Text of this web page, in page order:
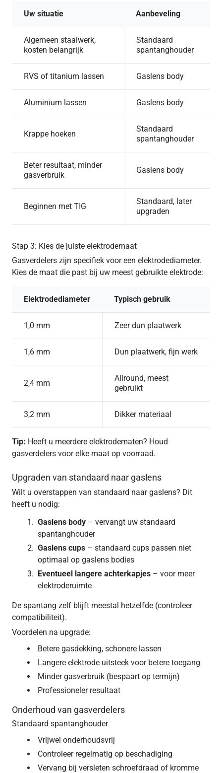
Uw situatie Aanbeveling
Algemeen staalwerk,
kosten belangrijk
Standaard
spantanghouder
RVS of titanium lassen Gaslens body
Aluminium lassen Gaslens body
Krappe hoeken
Standaard
spantanghouder
Beter resultaat, minder
gasverbruik
Gaslens body
Beginnen met TIG
Standaard, later
upgraden
Stap 3: Kies de juiste elektrodemaat
Gasverdelers zijn specifiek voor een elektrodediameter.
Kies de maat die past bij uw meest gebruikte elektrode:
Elektrodediameter Typisch gebruik
1,0 mm Zeer dun plaatwerk
1,6 mm Dun plaatwerk, fijn werk
2,4 mm
Allround, meest
gebruikt
3,2 mm Dikker materiaal
Tip: Heeft u meerdere elektrodematen? Houd
gasverdelers voor elke maat op voorraad.
Upgraden van standaard naar gaslens
Wilt u overstappen van standaard naar gaslens? Dit
heeft u nodig:
Gaslens body – vervangt uw standaard
spantanghouder
Gaslens cups – standaard cups passen niet
optimaal op gaslens bodies
Eventueel langere achterkapjes – voor meer
elektroderuimte
De spantang zelf blijft meestal hetzelfde (controleer
compatibiliteit).
Voordelen na upgrade:
Betere gasdekking, schonere lassen
Langere elektrode uitsteek voor betere toegang
Minder gasverbruik (bespaart op termijn)
Professioneler resultaat
Onderhoud van gasverdelers
Standaard spantanghouder
Vrijwel onderhoudsvrij
Controleer regelmatig op beschadiging
Vervang bij versleten schroefdraad of kromme